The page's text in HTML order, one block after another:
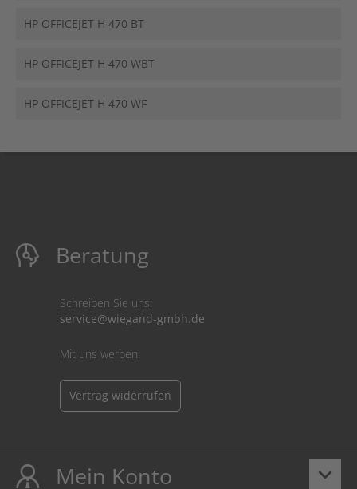
HP OFFICEJET H 470 BT
HP OFFICEJET H 470 WBT
HP OFFICEJET H 470 WF
Beratung
Schreiben Sie uns:
service@wiegand-gmbh.de
Mit uns werben!
Vertrag widerrufen
keyboard_arrow_down
Mein Konto